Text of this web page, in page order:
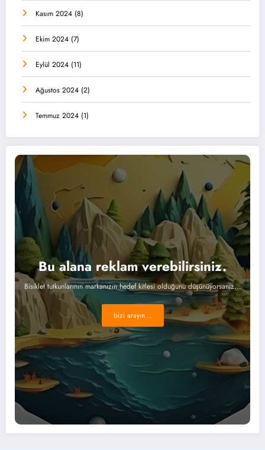
Kasım 2024 (8)
Ekim 2024 (7)
Eylül 2024 (11)
Ağustos 2024 (2)
Temmuz 2024 (1)
Bu alana reklam verebilirsiniz.
Bisiklet tutkunlarının markanızın hedef kitlesi olduğunu düşünüyorsanız...
bizi arayın...